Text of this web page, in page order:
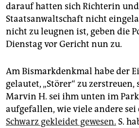
darauf hatten sich Richterin und
Staatsanwaltschaft nicht
nicht zu leugnen ist, geben die
Dienstag vor Gericht nun zu.
Am Bismarkdenkmal habe der
gelautet, „Störer“ zu zerstreuen,
Marvin H. sei ihm unten im
aufgefallen, wie viele andere sei
Schwarz gekleidet gewesen. S.